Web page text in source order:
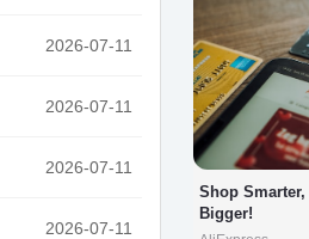
2026-07-11
2026-07-11
2026-07-11
2026-07-11